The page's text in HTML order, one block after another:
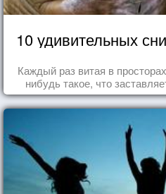
10 удивительных
Каждый раз витая в
нибудь такое, что